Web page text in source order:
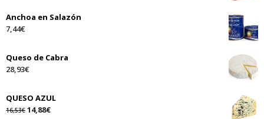
Anchoa en Salazón
7,44€
Queso de Cabra
28,93€
QUESO AZUL
16,53€ 14,88€